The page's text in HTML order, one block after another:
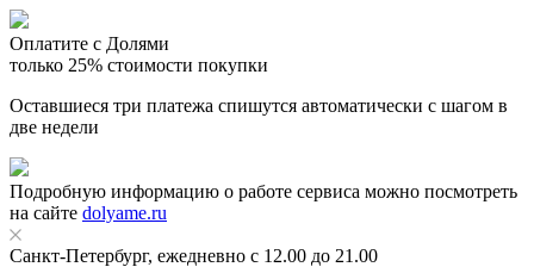
Оплатите с Долями
только 25% стоимости покупки
Оставшиеся три платежа спишутся автоматически с шагом в
две недели
Подробную информацию о работе сервиса можно посмотреть
на сайте dolyame.ru
Санкт-Петербург, ежедневно с 12.00 до 21.00